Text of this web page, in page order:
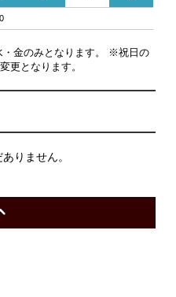
・金のみとなります。 ※祝日の
更となります。
りません。